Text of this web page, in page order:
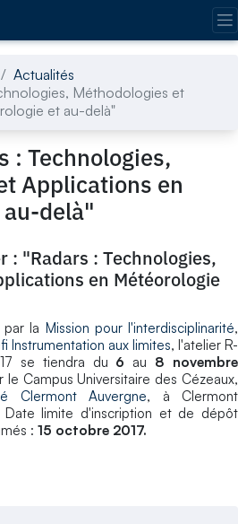
Actualités
Méthodologies et
et au-delà"
: Technologies,
Applications en
delà"
: "Radars : Technologies,
en Météorologie
par la Mission pour l'interdisciplinarité,
Instrumentation aux limites, l'atelier R-
se tiendra du 6 au 8 novembre
le Campus Universitaire des Cézeaux,
Clermont Auvergne, à Clermont
Date limite d'inscription et de dépôt
: 15 octobre 2017.